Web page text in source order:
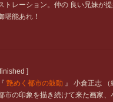
トレーション。仲の 良い兄妹が
堪能あれ！
]
『 艶めく都市の鼓動 』 小倉正志 （
市の印象を描き続けて来た画家